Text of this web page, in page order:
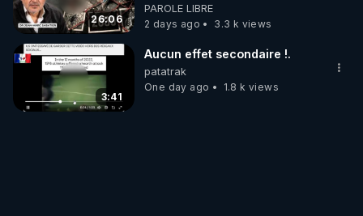
26:06
début - L'ARNm & l'ARNm-aa
jusqu où auront-t-il ?
PAROLE LIBRE
2 days ago
3.3 k views
3:41
Aucun effet secondaire !.
patatrak
One day ago
1.8 k views